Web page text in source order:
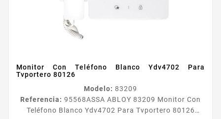
Monitor Con Teléfono Blanco Ydv4702 Para
Tvportero 80126
Modelo: 83209
Referencia: 95568ASSA ABLOY 83209 Monitor Con
Teléfono Blanco Ydv4702 Para Tvportero 80126